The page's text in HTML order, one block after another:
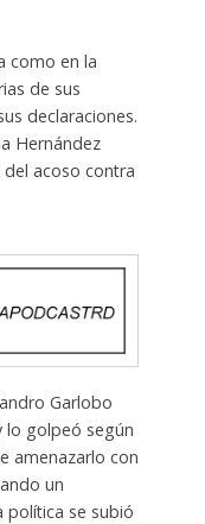
como en la
de sus
declaraciones.
Hernández
acoso contra
Garlobo
lo golpeó según
amenazarlo con
un
política se subió